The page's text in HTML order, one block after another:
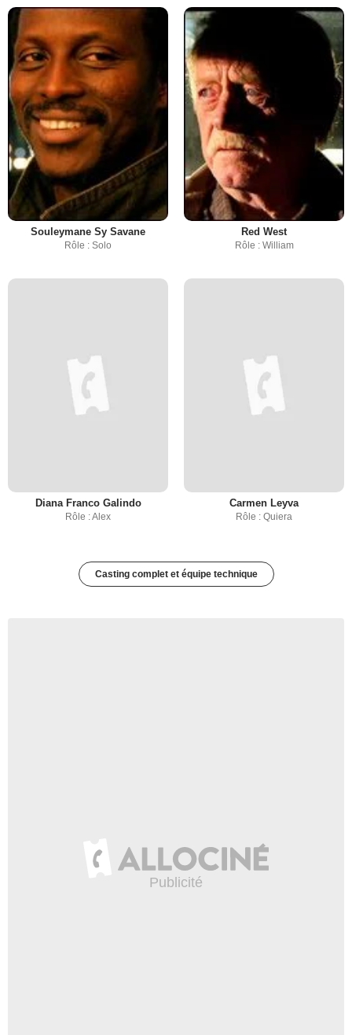
Souleymane Sy Savane
Rôle : Solo
Red West
Rôle : William
Diana Franco Galindo
Rôle : Alex
Carmen Leyva
Rôle : Quiera
Casting complet et équipe technique